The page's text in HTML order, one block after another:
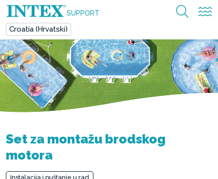
SUPPORT
Croatia (Hrvatski)
Set za montažu brodskog
motora
Instalacija i puštanje u rad